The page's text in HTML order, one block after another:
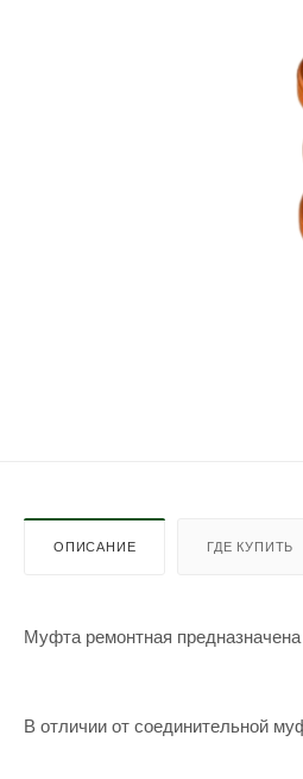
ОПИСАНИЕ ГДЕ КУПИТЬ
Муфта ремонтная
В отличии от соединительной